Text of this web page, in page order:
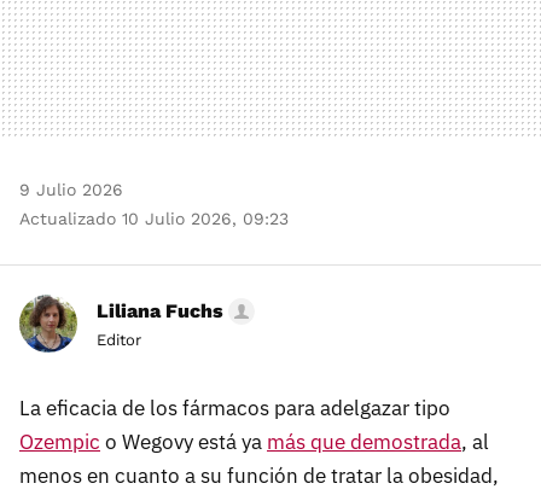
9 Julio 2026
Actualizado 10 Julio 2026, 09:23
Liliana Fuchs
Editor
La eficacia de los fármacos para adelgazar tipo
Ozempic o Wegovy está ya más que demostrada, al
menos en cuanto a su función de tratar la obesidad,